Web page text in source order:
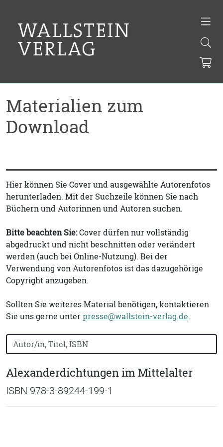
Materialien zum
Download
Hier können Sie Cover und ausgewählte Autorenfotos
herunterladen. Mit der Suchzeile können Sie nach
Büchern und Autorinnen und Autoren suchen.
Bitte beachten Sie:Cover dürfen nur vollständig
abgedruckt und nicht beschnitten oder verändert
werden (auch bei Online-Nutzung). Bei der
Verwendung von Autorenfotos ist das dazugehörige
Copyright anzugeben.
Sollten Sie weiteres Material benötigen, kontaktieren
Sie uns gerne unterpresse@wallstein-verlag.de.
Bücher nach Buchtitel, Autorennamen oder ISBN
Alexanderdichtungen im Mittelalter
ISBN 978-3-89244-199-1